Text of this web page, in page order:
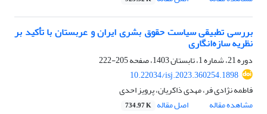
بررسی تطبیقی سیاست حقوق بشری ایران و عربستان با تأکید بر
نظریه سازه‌انگاری
دوره 21، شماره 1، تابستان 1403، صفحه
205-222
10.22034/isj.2023.360254.1898
فاطمه نژادی فر، مهدی ذاکریان، پرویز احدی
مشاهده مقاله
اصل مقاله 734.97 K